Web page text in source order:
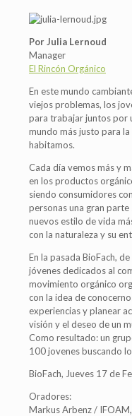
Por Julia Lernoud
Manager
El Rincón Orgánico
En este mundo
viejos problemas, los
para trabajar juntos por
mundo más justo para
habitamos.
Cada día vemos más y
en los productos
siendo consumidores
personas una gran parte
nuevos estilo de vida
con la naturaleza y su
En la pasada BioFach,
jóvenes dedicados al
movimiento orgánico
con la idea de
experiencias y planear
visión y el deseo de un
Como resultado: un
100 jovenes buscando
BioFach, Jueves 17 de
Oradores:
Markus Arbenz /